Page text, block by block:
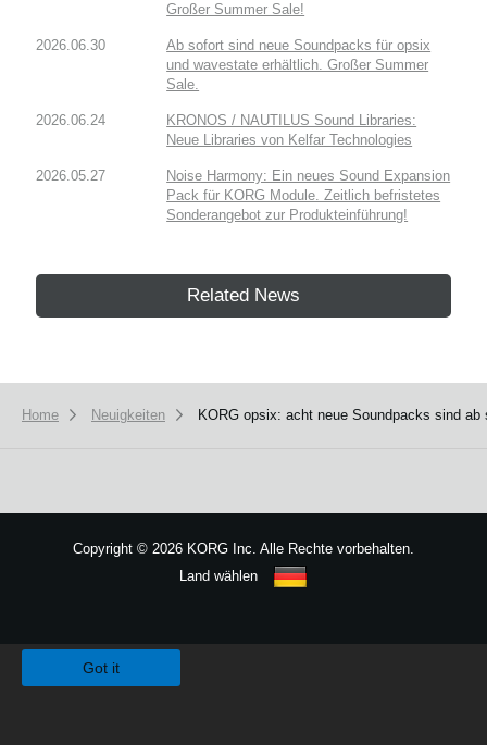
Großer Summer Sale!
2026.06.30
Ab sofort sind neue Soundpacks für opsix
und wavestate erhältlich. Großer Summer
Sale.
2026.06.24
KRONOS / NAUTILUS Sound Libraries:
Neue Libraries von Kelfar Technologies
2026.05.27
Noise Harmony: Ein neues Sound Expansion
Pack für KORG Module. Zeitlich befristetes
Sonderangebot zur Produkteinführung!
Related News
Home Neuigkeiten KORG opsix: acht neue Soundpacks sind
Copyright © 2026 KORG Inc. Alle Rechte vorbehalten.
Land wählen
Got it